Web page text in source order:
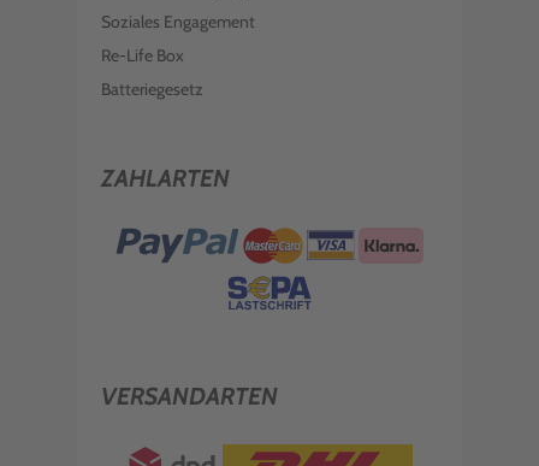
Soziales Engagement
Re-Life Box
Batteriegesetz
ZAHLARTEN
VERSANDARTEN